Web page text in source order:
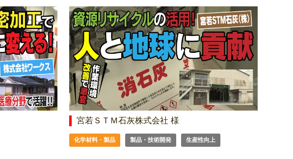
宮若ＳＴＭ石灰株式会社 様
化学材料・製品 製品・技術開発 生産性向上